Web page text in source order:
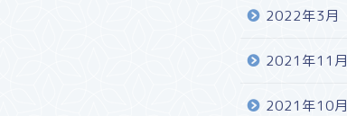
2022年3月
2021年11月
2021年10月